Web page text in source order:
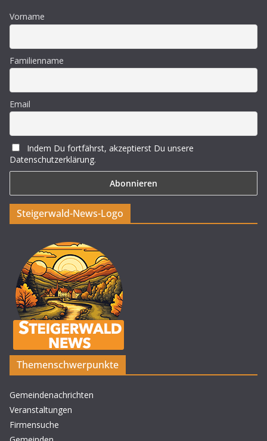
Vorname
Familienname
Email
Indem Du fortfährst, akzeptierst Du unsere
Datenschutzerklärung.
Steigerwald-News-Logo
Themenschwerpunkte
Gemeindenachrichten
Veranstaltungen
Firmensuche